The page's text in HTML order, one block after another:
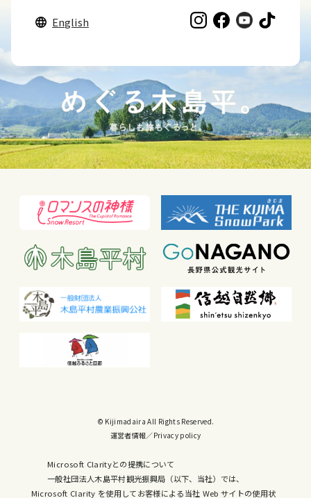
English
© Kijimadaira All Rights Reserved.
運営者情報／Privacy policy
Microsoft Clarityとの提携について
一般社団法人木島平村観光振興局（以下、当社）では、
Microsoft Clarity を使用してお客様による当社 Web サイトの使用状